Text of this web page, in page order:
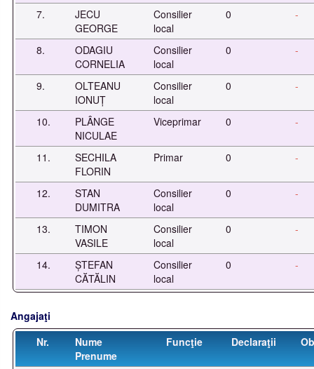
7.
JECU
GEORGE
Consilier
local
0 -
8.
ODAGIU
CORNELIA
Consilier
local
0 -
9.
OLTEANU
IONUȚ
Consilier
local
0 -
10.
PLÂNGE
NICULAE
Viceprimar 0 -
11.
SECHILA
FLORIN
Primar 0 -
12.
STAN
DUMITRA
Consilier
local
0 -
13.
TIMON
VASILE
Consilier
local
0 -
14.
ȘTEFAN
CĂTĂLIN
Consilier
local
0 -
Angajaţi
Nr.
Nume
Prenume
Funcţie Declaraţii